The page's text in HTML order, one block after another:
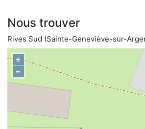
Nous trouver
Rives Sud (Sainte-Geneviève-sur-
+
−